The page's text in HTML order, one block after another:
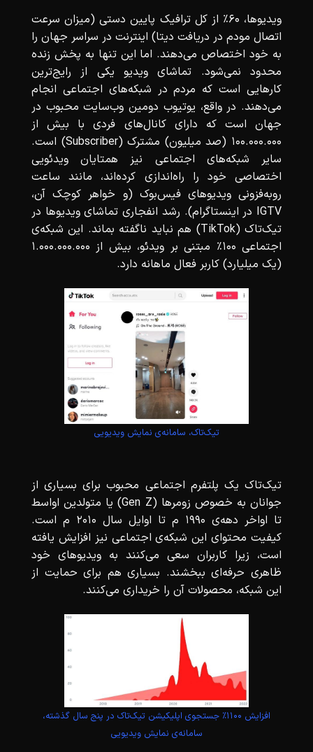
ویدیوها، 60٪ از کل ترافیک پایین دستی (میزان سرعت
اتصال مودم در دریافت دیتا) اینترنت در سراسر جهان را
به خود اختصاص می‌دهند. اما این تنها به پخش زنده
محدود نمی‌شود. تماشای ویدیو یکی از رایج‌ترین
کارهایی است که مردم در شبکه‌های اجتماعی انجام
می‌دهند. در واقع، یوتیوب دومین وب‌سایت محبوب در
جهان است که دارای کانال‌های فردی با بیش از
100.000.000 (صد میلیون) مشترک (Subscriber) است.
سایر شبکه‌های اجتماعی نیز همتایان ویدئویی
اختصاصی خود را راه‌اندازی کرده‌اند، مانند ساعت
روبه‌فزونی ویدیوهای فیس‌بوک (و خواهر کوچک آن،
IGTV در اینستاگرام). رشد انفجاری تماشای ویدیوها در
تیک‌تاک (TikTok) هم نباید ناگفته بماند. این شبکه‌ی
اجتماعی 100٪ مبتنی بر ویدئو، بیش از 1.000.000.000
(یک میلیارد) کاربر فعال ماهانه دارد.
تیک‌تاک، سامانه‌ی نمایش ویدیویی
تیک‌تاک یک پلتفرم اجتماعی محبوب برای بسیاری از
جوانان به خصوص زومرها (Gen Z) یا متولدین اواسط
تا اواخر دهه‌ی 1990 م تا اوایل سال 2010 م است.
کیفیت محتوای این شبکه‌ی اجتماعی نیز افزایش یافته
است، زیرا کاربران سعی می‌کنند به ویدیوهای خود
ظاهری حرفه‌ای ببخشند. بسیاری هم برای حمایت از
این شبکه، محصولات آن را خریداری می‌کنند.
افزایش ۱۱۰۰٪ جستجوی اپلیکیشن تیک‌تاک در پنج سال گذشته،
سامانه‌ی نمایش ویدیویی